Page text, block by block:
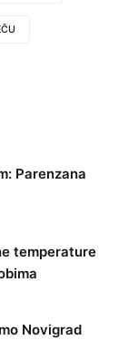
Parenzana
temperature
Novigrad